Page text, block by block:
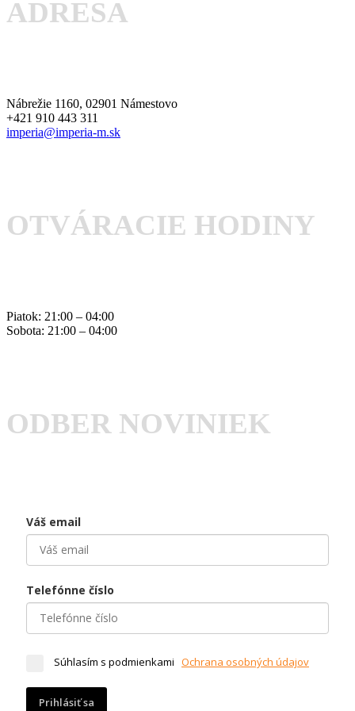
ADRESA
Nábrežie 1160, 02901 Námestovo
+421 910 443 311
imperia@imperia-m.sk
OTVÁRACIE HODINY
Piatok: 21:00 – 04:00
Sobota: 21:00 – 04:00
ODBER NOVINIEK
Váš email
Telefónne číslo
Súhlasím s podmienkami Ochrana osobných údajov
Prihlásiť sa